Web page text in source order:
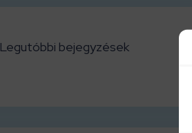
Legutóbbi bejegyzések